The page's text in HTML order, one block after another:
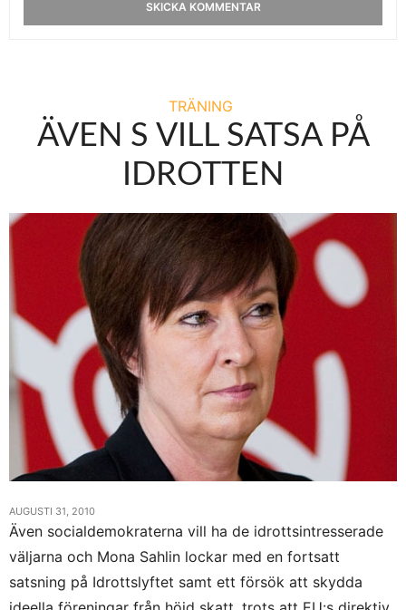
TRÄNING
ÄVEN S VILL SATSA PÅ
IDROTTEN
AUGUSTI 31, 2010
Även socialdemokraterna vill ha de idrottsintresserade
väljarna och Mona Sahlin lockar med en fortsatt
satsning på Idrottslyftet samt ett försök att skydda